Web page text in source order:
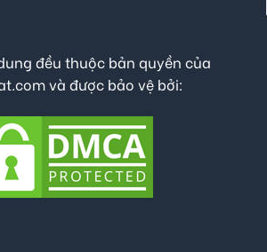
đều thuộc bản quyền của
và được bảo vệ bởi: